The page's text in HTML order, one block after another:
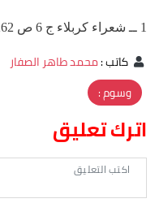
1 ــ شعراء كربلاء ج 6 ص 262
كاتب:محمد طاهر الصفار
وسوم :
اترك تعليق